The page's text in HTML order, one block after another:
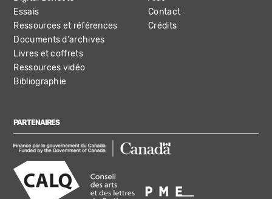
Essais
Ressources et références
Documents d'archives
Livres et coffrets
Ressources vidéo
Bibliographie
Contact
Crédits
PARTENAIRES